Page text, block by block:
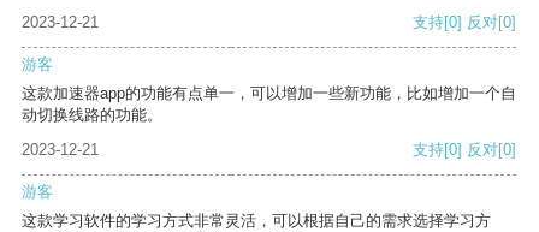
2023-12-21 支持[0] 反对[0]
游客
这款加速器app的功能有点单一，可以增加一些新功能，比如增加一个自
动切换线路的功能。
2023-12-21
支持[0] 反对[0]
游客
这款学习软件的学习方式非常灵活，可以根据自己的需求选择学习方